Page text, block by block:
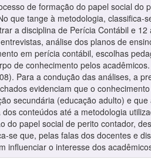
de formação do papel social do
que tange à metodologia,
a disciplina de Perícia Contábil e
análise dos planos de
em perícia contábil, escolhas
de conhecimento pelos
Para a condução das análises, a
evidenciam que o
secundária (educação adulto) e
conteúdos até a metodologia
papel social de perito contador,
se que, pelas falas dos docentes e
influenciar o interesse dos